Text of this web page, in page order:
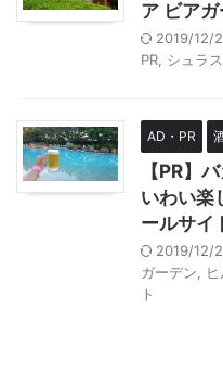
ア ビアガ
2019/12/
PR シュラ
AD・PR
【PR】
いわい楽
ールサイ
2019/12/
ガーデン
ト